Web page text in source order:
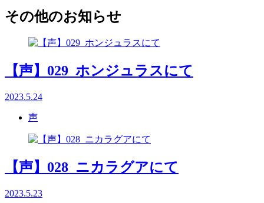
その他のお知らせ
【声】029_ホンジュラスにて
2023.5.24
声
【声】028_ニカラグアにて
2023.5.23